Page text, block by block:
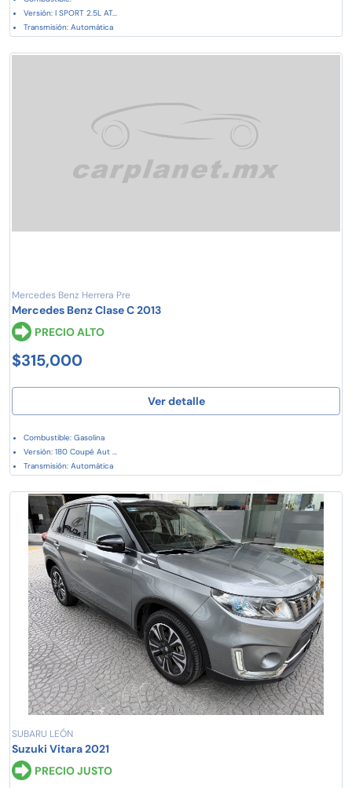
Versión: I SPORT 2.5L AT...
Transmisión: Automática
Mercedes Benz Herrera Pre
Mercedes Benz Clase C 2013
PRECIO ALTO
$315,000
Ver detalle
Combustible: Gasolina
Versión: 180 Coupé Aut ...
Transmisión: Automática
SUBARU LEÓN
Suzuki Vitara 2021
PRECIO JUSTO